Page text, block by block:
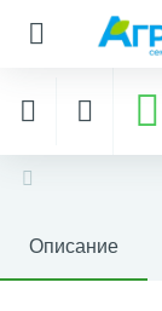
Описание